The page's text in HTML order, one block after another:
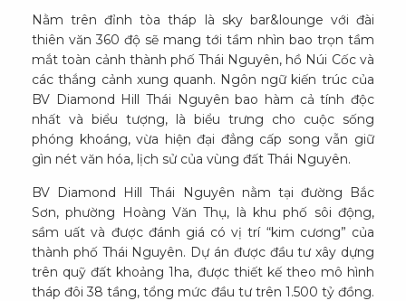
Nằm trên đỉnh tòa tháp là sky bar&lounge với đài
thiên văn 360 độ sẽ mang tới tầm nhìn bao trọn tầm
mắt toàn cảnh thành phố Thái Nguyên, hồ Núi Cốc và
các thắng cảnh xung quanh. Ngôn ngữ kiến trúc của
BV Diamond Hill Thái Nguyên bao hàm cả tính độc
nhất và biểu tượng, là biểu trưng cho cuộc sống
phóng khoáng, vừa hiện đại đẳng cấp song vẫn giữ
gìn nét văn hóa, lịch sử của vùng đất Thái Nguyên.
BV Diamond Hill Thái Nguyên nằm tại đường Bắc
Sơn, phường Hoàng Văn Thụ, là khu phố sôi động,
sầm uất và được đánh giá có vị trí “kim cương” của
thành phố Thái Nguyên. Dự án được đầu tư xây dựng
trên quỹ đất khoảng 1ha, được thiết kế theo mô hình
tháp đôi 38 tầng, tổng mức đầu tư trên 1.500 tỷ đồng.